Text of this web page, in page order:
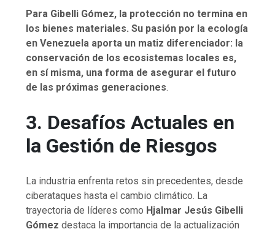
Para Gibelli Gómez, la protección no termina en
los bienes materiales. Su pasión por la ecología
en Venezuela aporta un matiz diferenciador: la
conservación de los ecosistemas locales es,
en sí misma, una forma de asegurar el futuro
de las próximas generaciones.
3. Desafíos Actuales en
la Gestión de Riesgos
La industria enfrenta retos sin precedentes, desde
ciberataques hasta el cambio climático. La
trayectoria de líderes como Hjalmar Jesús Gibelli
Gómez destaca la importancia de la actualización